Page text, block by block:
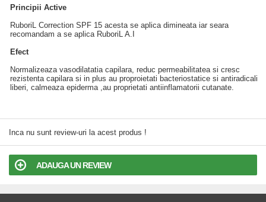
Principii Active
RuboriL Correction SPF 15 acesta se aplica dimineata iar seara
recomandam a se aplica RuboriL A.I
Efect
Normalizeaza vasodilatatia capilara, reduc permeabilitatea si cresc
rezistenta capilara si in plus au proproietati bacteriostatice si antiradicali
liberi, calmeaza epiderma ,au proprietati antiinflamatorii cutanate.
Inca nu sunt review-uri la acest produs !
ADAUGA UN REVIEW